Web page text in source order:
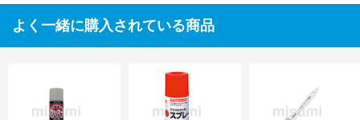
よく一緒に購入されている商品